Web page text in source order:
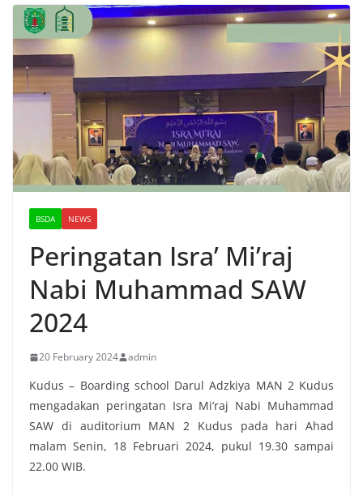
BSDA NEWS
Peringatan Isra’ Mi’raj
Nabi Muhammad SAW
2024
20 February 2024 admin
Kudus – Boarding school Darul Adzkiya MAN 2 Kudus
mengadakan peringatan Isra Mi’raj Nabi Muhammad
SAW di auditorium MAN 2 Kudus pada hari Ahad
malam Senin, 18 Februari 2024, pukul 19.30 sampai
22.00 WIB.